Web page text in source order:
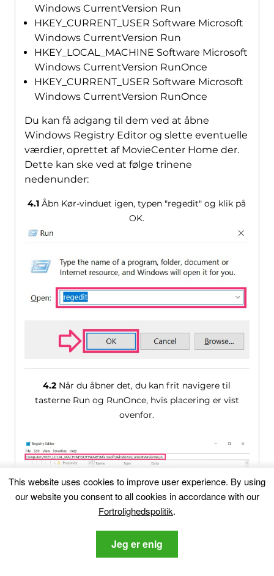
Windows CurrentVersion Run
HKEY_CURRENT_USER Software Microsoft
Windows CurrentVersion Run
HKEY_LOCAL_MACHINE Software Microsoft
Windows CurrentVersion RunOnce
HKEY_CURRENT_USER Software Microsoft
Windows CurrentVersion RunOnce
Du kan få adgang til dem ved at åbne
Windows Registry Editor og slette eventuelle
værdier, oprettet af MovieCenter Home der.
Dette kan ske ved at følge trinene
nedenunder:
4.1 Åbn Kør-vinduet igen, typen "regedit" og klik på
OK.
4.2 Når du åbner det, du kan frit navigere til
tasterne Run og RunOnce, hvis placering er vist
ovenfor.
Du kan fjerne værdien af ​​virus ved at højreklikke
på den og fjerne det.
This website uses cookies to improve user experience. By using
our website you consent to all cookies in accordance with our
Fortrolighedspolitik.
Jeg er enig